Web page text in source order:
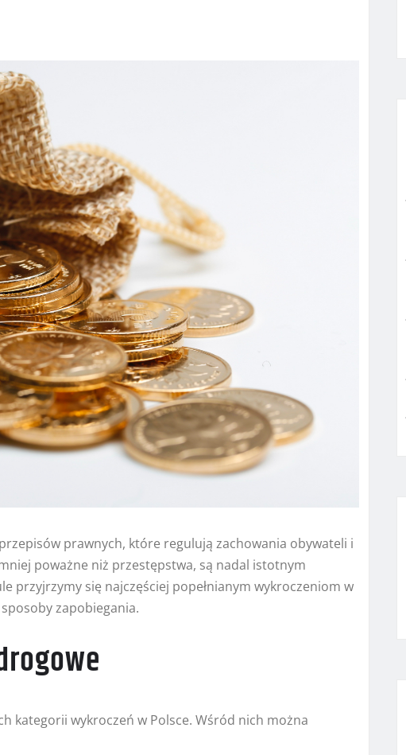
prawnych, które regulują zachowania obywateli i
poważne niż przestępstwa, są nadal istotnym
przyjrzymy się najczęściej popełnianym wykroczeniom w
zapobiegania.
kategorii wykroczeń w Polsce. Wśród nich można